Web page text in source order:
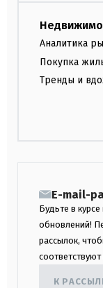
Аналитика
Покупка
Тренды и
E-mail-
Будьте в
обновлений!
рассылок,
К